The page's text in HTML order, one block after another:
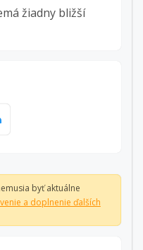
žiadny bližší
byť aktuálne
a doplnenie ďalších